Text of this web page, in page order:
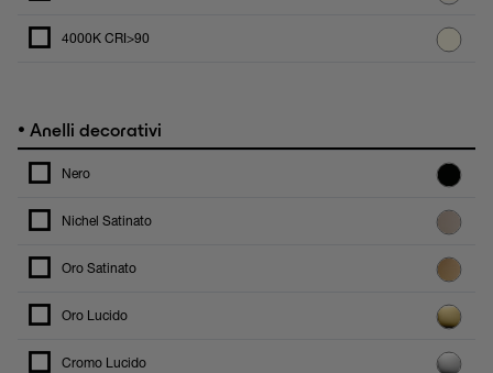
4000K CRI>90
• Anelli decorativi
Nero
Nichel Satinato
Oro Satinato
Oro Lucido
Cromo Lucido